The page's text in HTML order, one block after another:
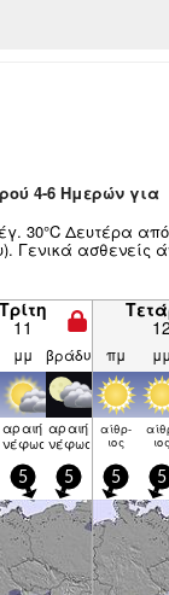
4-6 Ημερών για
30°C Δευτέρα
Γενικά ασθενείς
Τρίτη
11
μμ βράδυ πμ μμ
αραιή
νέφωση
αραιή
νέφωση
αίθρ­
ιος ιος
5 5 5 5